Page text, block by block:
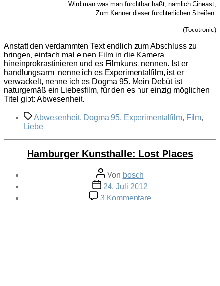
Wird man was man furchtbar haßt, nämlich Cineast,
Zum Kenner dieser fürchterlichen Streifen.
(Tocotronic)
Anstatt den verdammten Text endlich zum Abschluss zu
bringen, einfach mal einen Film in die Kamera
hineinprokrastinieren und es Filmkunst nennen. Ist er
handlungsarm, nenne ich es Experimentalfilm, ist er
verwackelt, nenne ich es Dogma 95. Mein Debüt ist
naturgemäß ein Liebesfilm, für den es nur einzig möglichen
Titel gibt: Abwesenheit.
Schlagwörter
Abwesenheit, Dogma 95, Experimentalfilm, Film,
Liebe
Hamburger Kunsthalle: Lost Places
Beitragsautor
Von bosch
Veröffentlichungsdatum
24. Juli 2012
3 Kommentarezu
Hamburger